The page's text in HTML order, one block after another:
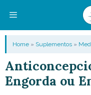
conteúdo
Menu
Home » Suplementos »
Engorda ou